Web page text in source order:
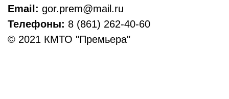
Email: gor.prem@mail.ru
Телефоны: 8 (861) 262-40-60
© 2021 КМТО "Премьера"